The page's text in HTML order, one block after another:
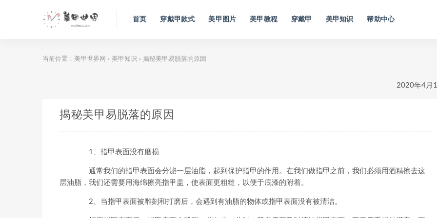
首页 穿戴甲款式 美甲图片 美甲教程 穿戴甲 美甲知识 帮助中心
当前位置： 美甲世界网 > 美甲知识 > 揭秘美甲易脱落的原因
2020年4月
揭秘美甲易脱落的原因
1、指甲表面没有磨损
通常我们的指甲表面会分泌一层油脂，起到保护指甲的作用。在我们做指甲之前，我们必须用酒精擦去这
层油脂，我们还需要用海绵擦亮指甲盖，使表面更粗糙，以便于底漆的附着。
2、当指甲表面被雕刻和打磨后，会遇到有油脂的物体或指甲表面没有被清洁。